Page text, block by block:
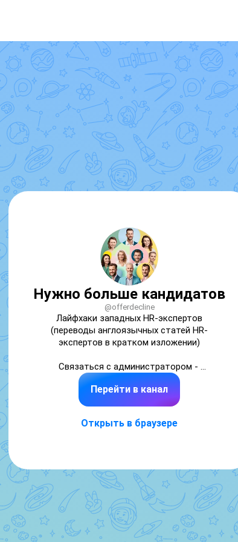
Нужно больше кандидатов
@offerdecline
Лайфхаки западных HR-экспертов
(переводы англоязычных статей HR-
экспертов в кратком изложении)
Связаться с администратором -
https://max.ru/u/
Перейти в канал
Открыть в браузере